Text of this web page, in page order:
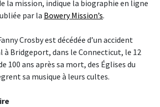
la mission, indique la biographie en ligne
par la Bowery Mission’s.
Crosby est décédée d’un accident
à Bridgeport, dans le Connecticut, le 12
100 ans après sa mort, des Églises du
sa musique à leurs cultes.